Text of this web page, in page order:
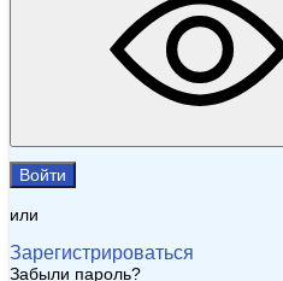
Войти
или
Зарегистрироваться
Забыли пароль?